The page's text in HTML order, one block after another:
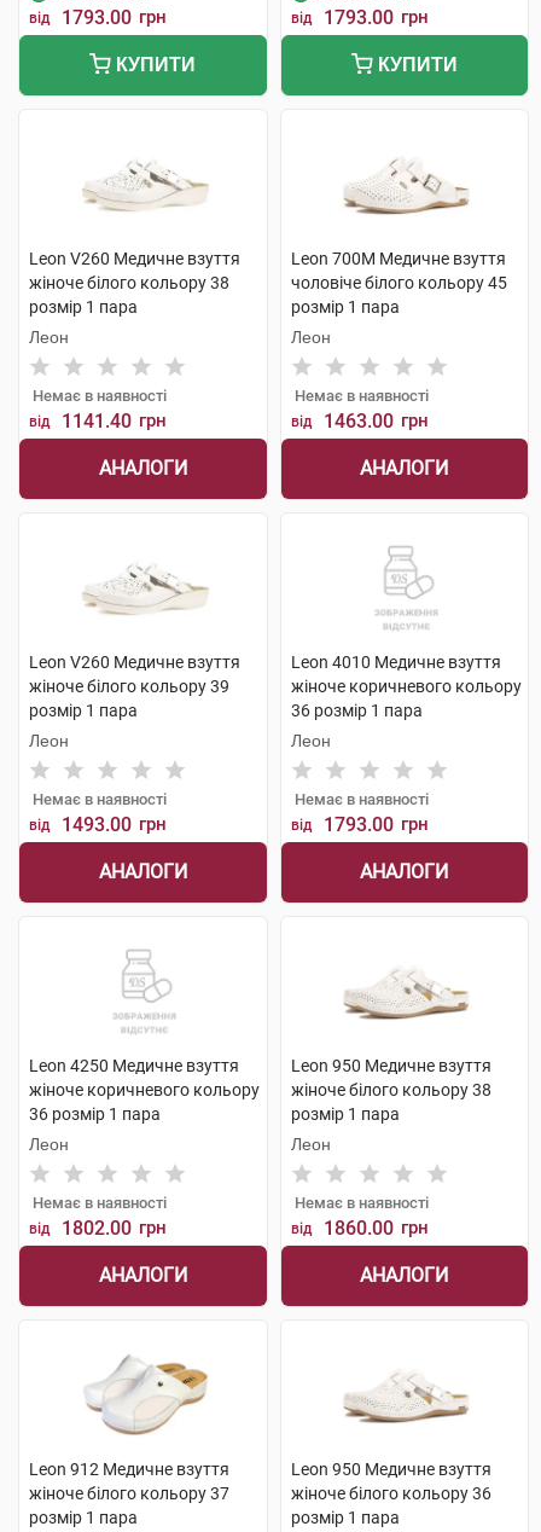
від 1793.00 грн
КУПИТИ
від 1793.00 грн
КУПИТИ
Leon V260 Медичне взуття
жіноче білого кольору 38
розмір 1 пара
Леон
Немає в наявності
від 1141.40 грн
АНАЛОГИ
Leon 700M Медичне взуття
чоловіче білого кольору 45
розмір 1 пара
Леон
Немає в наявності
від 1463.00 грн
АНАЛОГИ
Leon V260 Медичне взуття
жіноче білого кольору 39
розмір 1 пара
Леон
Немає в наявності
від 1493.00 грн
АНАЛОГИ
Leon 4010 Медичне взуття
жіноче коричневого кольору
36 розмір 1 пара
Леон
Немає в наявності
від 1793.00 грн
АНАЛОГИ
Leon 4250 Медичне взуття
жіноче коричневого кольору
36 розмір 1 пара
Леон
Немає в наявності
від 1802.00 грн
АНАЛОГИ
Leon 950 Медичне взуття
жіноче білого кольору 38
розмір 1 пара
Леон
Немає в наявності
від 1860.00 грн
АНАЛОГИ
Leon 912 Медичне взуття
жіноче білого кольору 37
розмір 1 пара
Leon 950 Медичне взуття
жіноче білого кольору 36
розмір 1 пара